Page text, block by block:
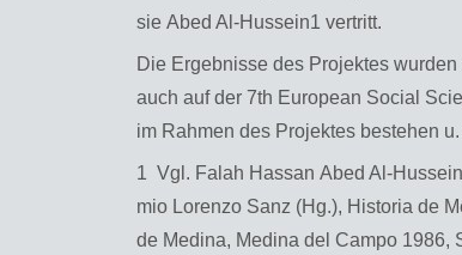
sie Abed Al-Hus­sein1 ver­tritt.
Die Er­geb­nis­se des Pro­jek­tes
auch auf der 7th Eu­ropean So­ci­al
im Rah­men des Pro­jek­tes be­ste­hen
1 Vgl. Falah Has­san Abed Al-
mio Lo­ren­zo Sanz (Hg.), His­to­ria de
de Me­di­na, Me­di­na del Campo 1986,